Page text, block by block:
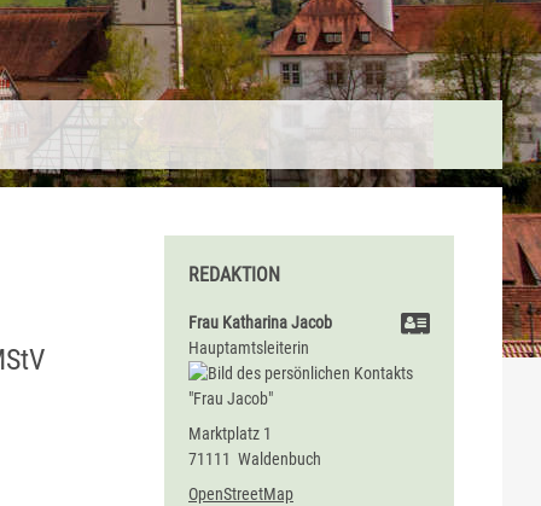
REDAKTION
Frau KatharinaJacob
Hauptamtsleiterin
Marktplatz 1
71111 Waldenbuch
OpenStreetMap